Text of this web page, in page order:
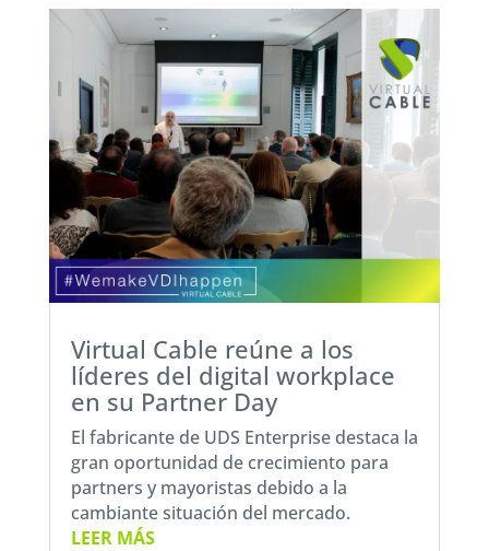
Virtual Cable reúne a los
líderes del digital workplace
en su Partner Day
El fabricante de UDS Enterprise destaca la
gran oportunidad de crecimiento para
partners y mayoristas debido a la
cambiante situación del mercado.
LEER MÁS